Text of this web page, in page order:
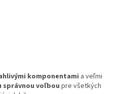
komponentami a veľmi
správnou voľbou pre všetkých